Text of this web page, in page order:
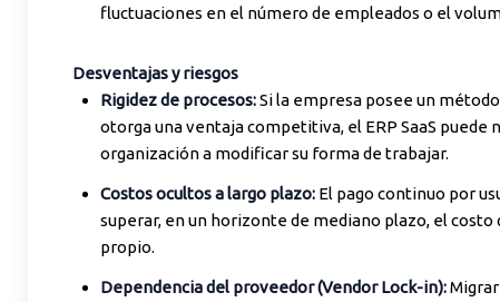
fluctuaciones en el número de empleados o el
Desventajas y riesgos
Rigidez de procesos:Si la empresa posee un
otorga una ventaja competitiva, el ERP SaaS puede
organización a modificar su forma de trabajar.
Costos ocultos a largo plazo: El pago continuo por
superar, en un horizonte de mediano plazo, el
propio.
Dependencia del proveedor (Vendor Lock-in):